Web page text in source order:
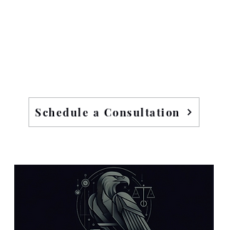
Schedule a Consultation